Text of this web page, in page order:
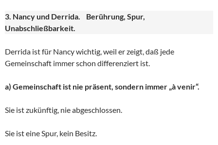
3. Nancy und Derrida. Berührung, Spur,
Unabschließbarkeit.
Derrida ist für Nancy wichtig, weil er zeigt, daß jede
Gemeinschaft immer schon differenziert ist.
a) Gemeinschaft ist nie präsent, sondern immer „à venir“.
Sie ist zukünftig, nie abgeschlossen.
Sie ist eine Spur, kein Besitz.